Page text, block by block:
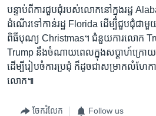
បន្ទាប់​ពី​ការ​ជួប​ជុំ​របស់​លោក​នៅ​ក្នុង​រដ្ឋ
ដំណើរ​ទៅ​កាន់​រដ្ឋ Florida ដើម្បី​ជួបជុំ​ជា
ពិធី​បុណ្យ Christmas។ ជំនួយ​ការ​លោក
Trump នឹង​ចំណាយ​ពេល​ក្នុង​សប្ដាហ៍​ក្រោយ​
ដើម្បី​រៀបចំ​ការ​ប្រជុំ ក៏​ដូចជា​សម្រាក​លំហែ​
លោក៕
ចែករំលែក Follow us